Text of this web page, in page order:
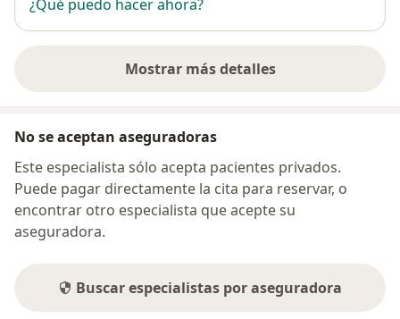
¿Qué puedo hacer ahora?
Mostrar más detalles
sobre la dirección
No se aceptan aseguradoras
Este especialista sólo acepta pacientes privados.
Puede pagar directamente la cita para reservar, o
encontrar otro especialista que acepte su
aseguradora.
Buscar especialistas por aseguradora